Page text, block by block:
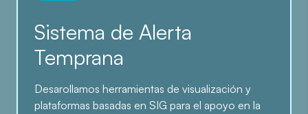
Sistema de Alerta
Temprana
Desarollamos herramientas de visualización y
plataformas basadas en SIG para el apoyo en la